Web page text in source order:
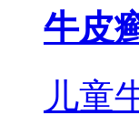
牛皮
儿童